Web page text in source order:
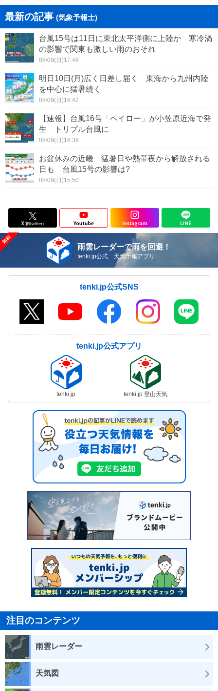
最新の記事 (気象予報士)
台風15号は11日に東北太平洋側に上陸か 寒冷渦
の影響で関東も激しい雨のおそれ
08/09(日)17:48
明日10日(月)広く日差し届く 東海から九州内陸
を中心に猛暑続く
08/09(日)16:42
【速報】台風16号「ペイロー」が小笠原近海で発
生 トリプル台風に
08/09(日)16:36
お盆休みの近畿 猛暑日や熱帯夜から解放される
日も 台風15号の影響は?
08/09(日)15:50
雨雲レーダーで雨を回避！
tenki.jp公式 天気予報アプリ
tenki.jp公式SNS
tenki.jp公式アプリ
tenki.jp tenki.jp 登山天気
注目のコンテンツ
雨雲レーダー
天気図